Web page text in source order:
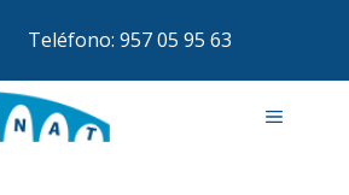
Teléfono: 957 05 95 63